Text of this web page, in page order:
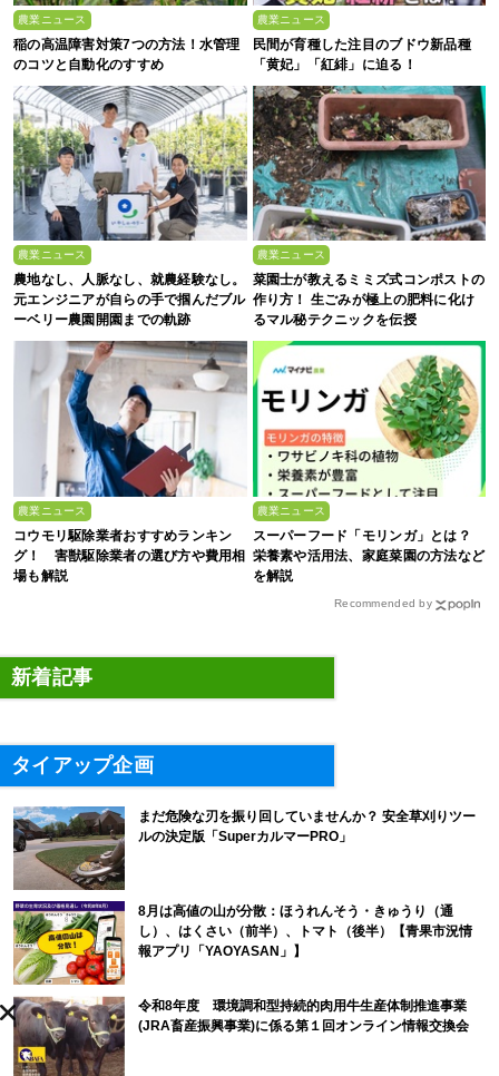
農業ニュース
稲の高温障害対策7つの方法！水管理
のコツと自動化のすすめ
農業ニュース
民間が育種した注目のブドウ新品種
「黄妃」「紅緋」に迫る！
農業ニュース
農地なし、人脈なし、就農経験なし。
元エンジニアが自らの手で掴んだブル
ーベリー農園開園までの軌跡
農業ニュース
菜園士が教えるミミズ式コンポストの
作り方！ 生ごみが極上の肥料に化け
るマル秘テクニックを伝授
農業ニュース
コウモリ駆除業者おすすめランキン
グ！ 害獣駆除業者の選び方や費用相
場も解説
農業ニュース
スーパーフード「モリンガ」とは？
栄養素や活用法、家庭菜園の方法など
を解説
Recommended by
新着記事
タイアップ企画
まだ危険な刃を振り回していませんか？ 安全草刈りツー
ルの決定版「SuperカルマーPRO」
8月は高値の山が分散：ほうれんそう・きゅうり（通
し）、はくさい（前半）、トマト（後半）【青果市況情
報アプリ「YAOYASAN」】
令和8年度 環境調和型持続的肉用牛生産体制推進事業
(JRA畜産振興事業)に係る第１回オンライン情報交換会